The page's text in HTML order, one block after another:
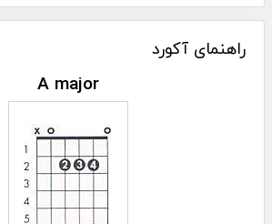
راهنمای آکورد
A major